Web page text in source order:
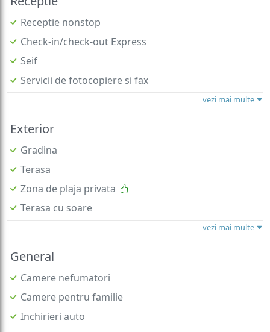
Receptie nonstop
Check-in/check-out Express
Seif
Servicii de fotocopiere si fax
vezi mai multe
Exterior
Gradina
Terasa
Zona de plaja privata
Terasa cu soare
vezi mai multe
General
Camere nefumatori
Camere pentru familie
Inchirieri auto